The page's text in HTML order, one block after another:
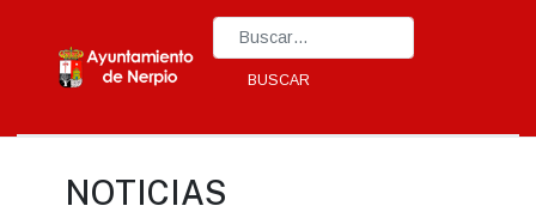
Type 2 or more characters for results.
BUSCAR
NOTICIAS